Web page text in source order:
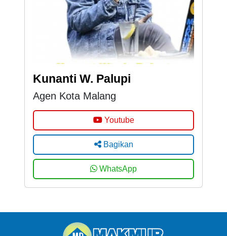
Kunanti W. Palupi
Agen Kota Malang
Youtube
Bagikan
WhatsApp